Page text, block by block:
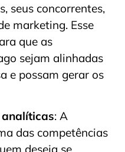
seus concorrentes,
marketing. Esse
que as
sejam alinhadas
e possam gerar os
analíticas: A
das competências